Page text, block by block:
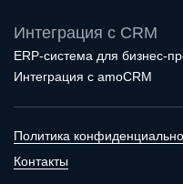
Интеграция с CRM
ERP-система для бизнес-
Интеграция с amoCRM
Политика
Контакты